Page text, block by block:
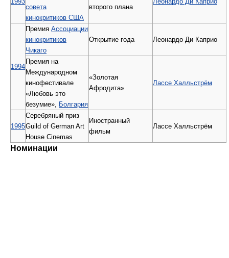
совета
кинокритиков США
второго плана
1994
Премия Ассоциации
кинокритиков
Чикаго
Открытие года Леонардо Ди Каприо
Премия на
Международном
кинофестивале
«Любовь это
безумие», Болгария
«Золотая
Афродита»
Лассе Халльстрём
1995
Серебряный приз
Guild of German Art
House Cinemas
Иностранный
фильм
Лассе Халльстрём
Номинации